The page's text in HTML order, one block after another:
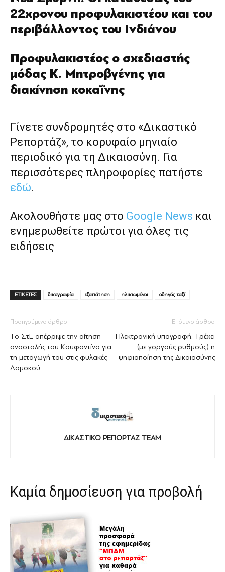
22χρονου προφυλακιστέου και του
περιβάλλοντος του Ινδιάνου
Προφυλακιστέος o σχεδιαστής
μόδας Κ. Μητροβγένης για
διακίνηση κοκαΐνης
Γίνετε συνδρομητές στο «Δικαστικό
Ρεπορτάζ», το κορυφαίο μηνιαίο
περιοδικό για τη Δικαιοσύνη. Για
περισσότερες πληροφορίες πατήστε
εδώ.
Ακολουθήστε μας στο Google News και
ενημερωθείτε πρώτοι για όλες τις
ειδήσεις
ΕΤΙΚΕΤΕΣ δικογραφία εξαπάτηση ηλικιωμένοι οδηγός ταξί
Προηγούμενο άρθρο
Το ΣτΕ απέρριψε την αίτηση
αναστολής του Κουφοντίνα για
τη μεταγωγή του στις φυλακές
Δομοκού
Επόμενο άρθρο
Ηλεκτρονική υπογραφή: Τρέχει
(με γοργούς ρυθμούς) η
ψηφιοποίηση της Δικαιοσύνης
ΔΙΚΑΣΤΙΚΟ ΡΕΠΟΡΤΑΖ TEAM
Καμία δημοσίευση για προβολή